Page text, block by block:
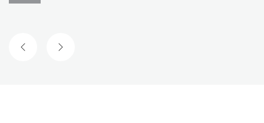
ПРЕДЫДУЩИЙ СЛАЙД
СЛЕДУЮЩИЙ СЛАЙД